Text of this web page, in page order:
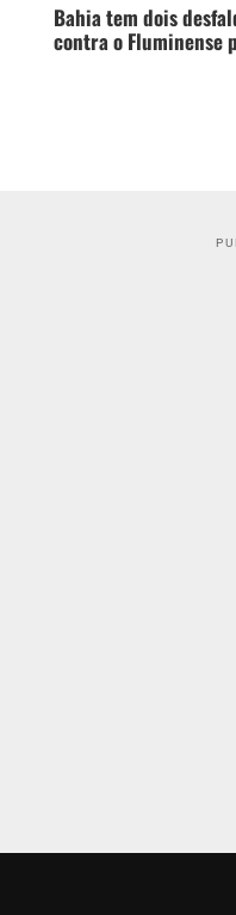
Bahia tem dois
contra o Fluminense